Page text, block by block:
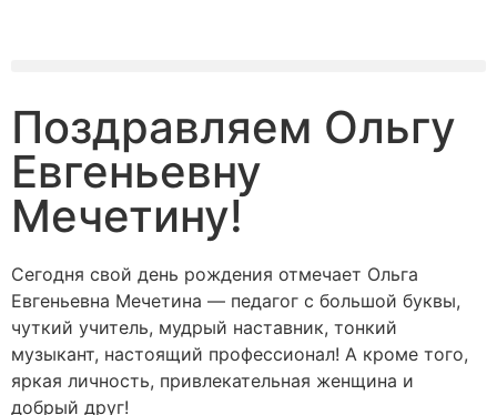
Поздравляем Ольгу
Евгеньевну
Мечетину!
Сегодня свой день рождения отмечает Ольга
Евгеньевна Мечетина — педагог с большой буквы,
чуткий учитель, мудрый наставник, тонкий
музыкант, настоящий профессионал! А кроме того,
яркая личность, привлекательная женщина и
добрый друг!